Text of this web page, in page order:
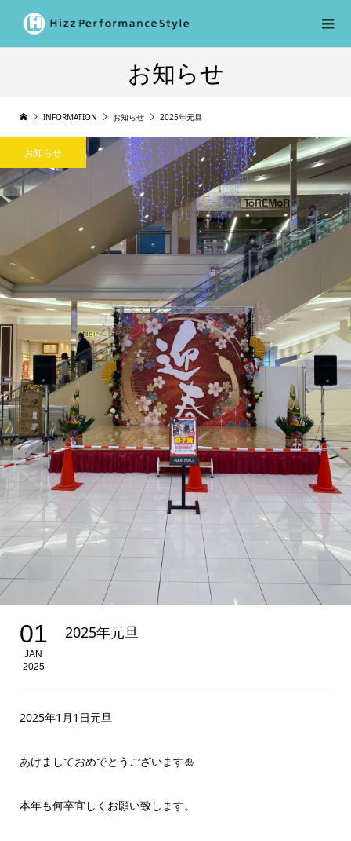
お知らせ
INFORMATION お知らせ 2025年元旦
お知らせ
01
JAN
2025
2025年元旦
2025年1月1日元旦
あけましておめでとうございます🎍
本年も何卒宜しくお願い致します。